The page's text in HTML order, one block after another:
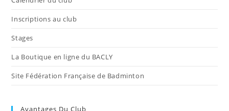
Inscriptions au club
Stages
La Boutique en ligne du BACLY
Site Fédération Française de Badminton
Avantages Du Club